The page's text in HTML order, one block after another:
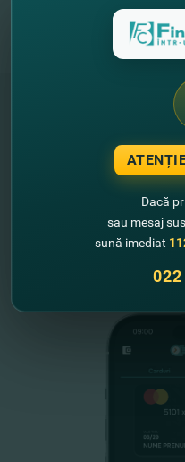
Schemei de
din
Dacă
sau mesaj
sună imediat
022